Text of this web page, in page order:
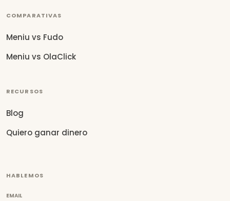
COMPARATIVAS
Meniu vs Fudo
Meniu vs OlaClick
RECURSOS
Blog
Quiero ganar dinero
HABLEMOS
EMAIL